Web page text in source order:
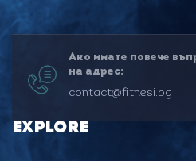
Ако имате повече
на адрес:
contact@fitnesi.bg
Explore